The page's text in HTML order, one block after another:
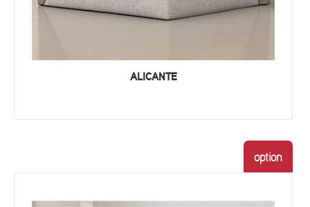
ALICANTE
option